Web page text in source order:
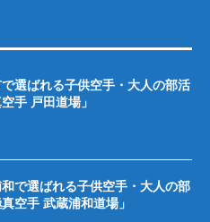
で選ばれる子供空手・大人の部活
手 戸田道場」
和で選ばれる子供空手・大人の部
空手 武蔵浦和道場」